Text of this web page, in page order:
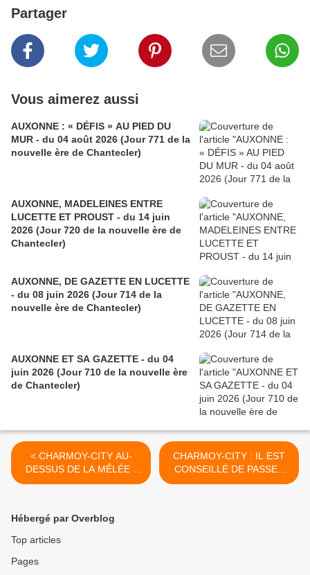
Partager
Vous aimerez aussi
AUXONNE : « DÉFIS » AU PIED DU
MUR - du 04 août 2026 (Jour 771 de la
nouvelle ère de Chantecler)
AUXONNE, MADELEINES ENTRE
LUCETTE ET PROUST - du 14 juin
2026 (Jour 720 de la nouvelle ère de
Chantecler)
AUXONNE, DE GAZETTE EN LUCETTE
- du 08 juin 2026 (Jour 714 de la
nouvelle ère de Chantecler)
AUXONNE ET SA GAZETTE - du 04
juin 2026 (Jour 710 de la nouvelle ère
de Chantecler)
< CHARMOY-CITY AU-
DESSUS DE LA MÊLÉE -
du 28 janvier 2021 (J+4425
CHARMOY-CITY : IL EST
CONSEILLÉ DE PASSER
DIRECTEMENT PAR LE
Hébergé par Overblog
Top articles
Pages